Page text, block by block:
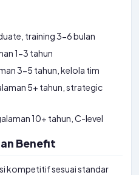
training 3-6 bulan
1-3 tahun
3-5 tahun, kelola tim
5+ tahun, strategic
10+ tahun, C-level
Benefit
kompetitif sesuai standar